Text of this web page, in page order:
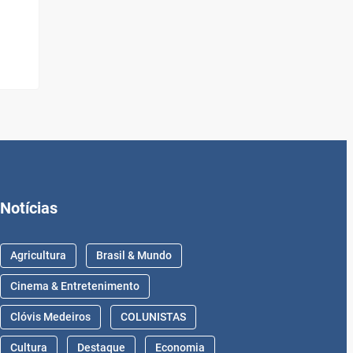
Notícias
Agricultura Brasil & Mundo
Cinema & Entretenimento
Clóvis Medeiros COLUNISTAS
Cultura Destaque Economia